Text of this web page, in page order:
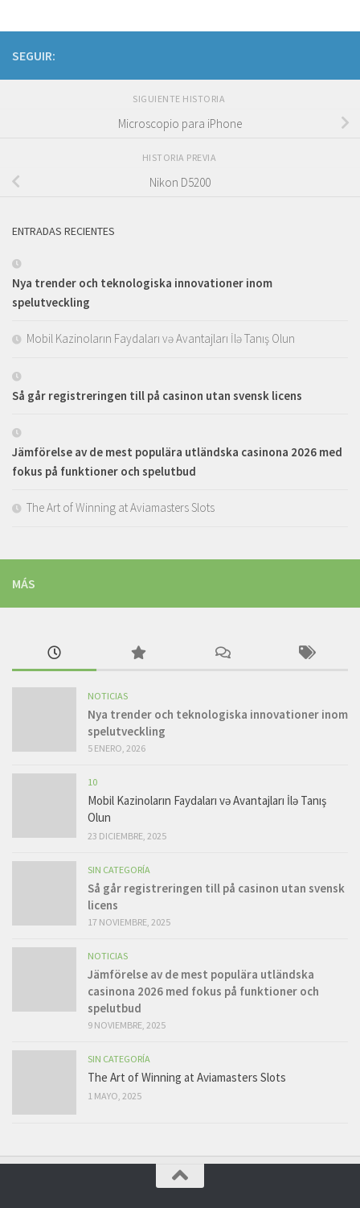
SEGUIR:
SIGUIENTE HISTORIA
Microscopio para iPhone
HISTORIA PREVIA
Nikon D5200
ENTRADAS RECIENTES
Nya trender och teknologiska innovationer inom
spelutveckling
Mobil Kazinoların Faydaları və Avantajları İlə Tanış Olun
Så går registreringen till på casinon utan svensk licens
Jämförelse av de mest populära utländska casinona 2026 med
fokus på funktioner och spelutbud
The Art of Winning at Aviamasters Slots
MÁS
NOTICIAS
Nya trender och teknologiska innovationer inom
spelutveckling
5 ENERO, 2026
10
Mobil Kazinoların Faydaları və Avantajları İlə Tanış
Olun
23 DICIEMBRE, 2025
SIN CATEGORÍA
Så går registreringen till på casinon utan svensk
licens
17 NOVIEMBRE, 2025
NOTICIAS
Jämförelse av de mest populära utländska
casinona 2026 med fokus på funktioner och
spelutbud
9 NOVIEMBRE, 2025
SIN CATEGORÍA
The Art of Winning at Aviamasters Slots
1 MAYO, 2025